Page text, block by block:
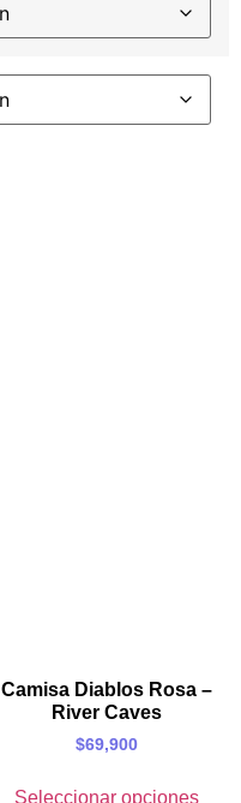
Camisa Diablos Rosa –
River Caves
$69,900
Seleccionar opciones